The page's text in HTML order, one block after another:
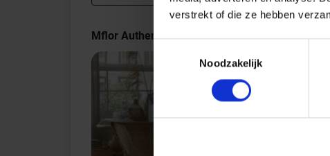
verstrekt of die ze hebben
Noodzakelijk
Mflor Authentic Parva Oak XL Indrukken